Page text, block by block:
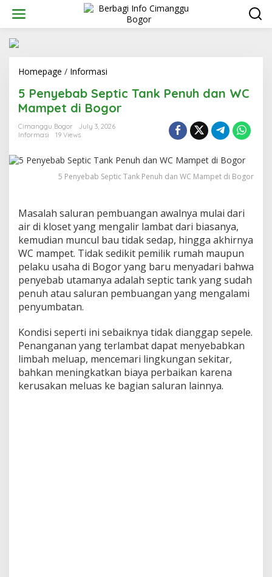
content
Homepage / Informasi
Septic
Tank
Penuh
dan
di
5 Penyebab Septic Tank Penuh dan WC
Mampet di Bogor
Cimanggu Bogor
July 3, 2026
Informasi
19 Views
5 Penyebab Septic Tank Penuh dan WC Mampet di Bogor
Masalah saluran pembuangan awalnya mulai dari
air di kloset yang mengalir lambat dari biasanya,
kemudian muncul bau tidak sedap, hingga akhirnya
WC mampet. Tidak sedikit pemilik rumah maupun
pelaku usaha di Bogor yang baru menyadari bahwa
penyebab utamanya adalah septic tank yang sudah
penuh atau saluran pembuangan yang mengalami
penyumbatan.
Kondisi seperti ini sebaiknya tidak dianggap sepele.
Penanganan yang terlambat dapat menyebabkan
limbah meluap, mencemari lingkungan sekitar,
bahkan meningkatkan biaya perbaikan karena
kerusakan meluas ke bagian saluran lainnya.